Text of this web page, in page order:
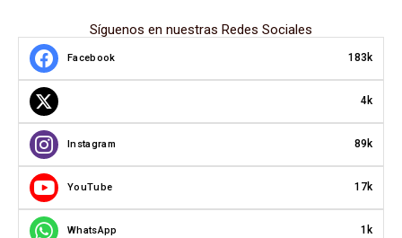
Síguenos en nuestras Redes Sociales
Facebook 183k
4k
Instagram 89k
YouTube 17k
WhatsApp 1k